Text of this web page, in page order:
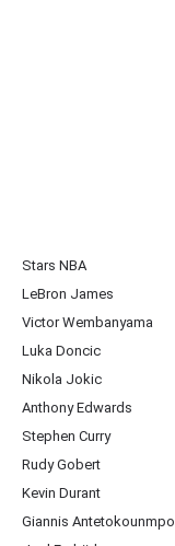
Stars NBA
LeBron James
Victor Wembanyama
Luka Doncic
Nikola Jokic
Anthony Edwards
Stephen Curry
Rudy Gobert
Kevin Durant
Giannis Antetokounmpo